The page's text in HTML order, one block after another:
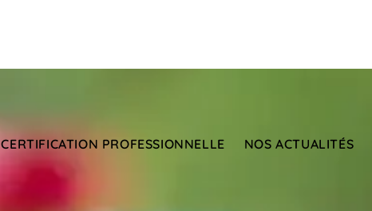
CERTIFICATION PROFESSIONNELLE NOS ACTUALITÉS